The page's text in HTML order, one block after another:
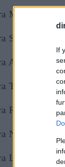
If
Mestre
Sesto San
Assago
Torino
Roma
Napoli
Le Gru